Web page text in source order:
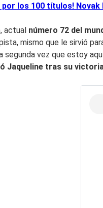
por los 100 títulos!
actual número 72 del
mismo que le sirvió
segunda vez que estoy
Jaqueline tras su